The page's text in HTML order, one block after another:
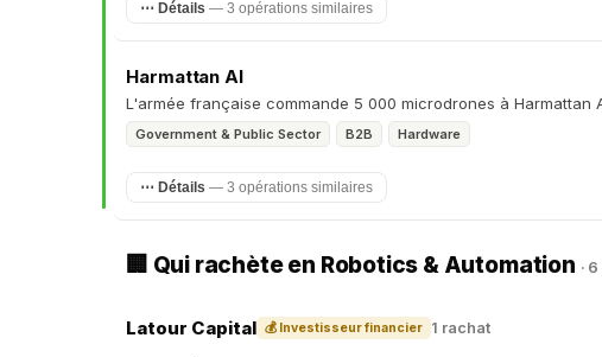
⋯ Détails — 3 opérations similaires
Harmattan AI
L'armée française commande 5 000 microdrones à Harmattan
Government & Public Sector B2B Hardware
⋯ Détails — 3 opérations similaires
🏢 Qui rachète en Robotics & Automation ·
Latour Capital 💰 Investisseur financier 1 rachat